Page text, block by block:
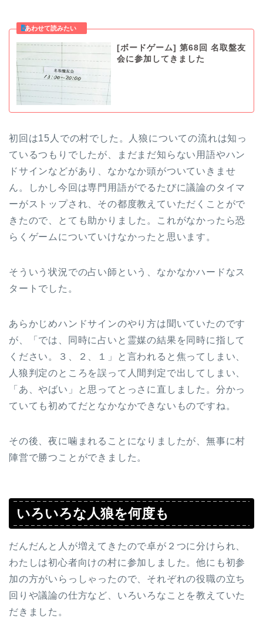
[ボードゲーム] 第68回 名取盤友
会に参加してきました
初回は15人での村でした。人狼についての流れは知っ
ているつもりでしたが、まだまだ知らない用語やハン
ドサインなどがあり、なかなか頭がついていきませ
ん。しかし今回は専門用語がでるたびに議論のタイマ
ーがストップされ、その都度教えていただくことがで
きたので、とても助かりました。これがなかったら恐
らくゲームについていけなかったと思います。
そういう状況での占い師という、なかなかハードなス
タートでした。
あらかじめハンドサインのやり方は聞いていたのです
が、「では、同時に占いと霊媒の結果を同時に指して
ください。３、２、１」と言われると焦ってしまい、
人狼判定のところを誤って人間判定で出してしまい、
「あ、やばい」と思ってとっさに直しました。分かっ
ていても初めてだとなかなかできないものですね。
その後、夜に噛まれることになりましたが、無事に村
陣営で勝つことができました。
いろいろな人狼を何度も
だんだんと人が増えてきたので卓が２つに分けられ、
わたしは初心者向けの村に参加しました。他にも初参
加の方がいらっしゃったので、それぞれの役職の立ち
回りや議論の仕方など、いろいろなことを教えていた
だきました。